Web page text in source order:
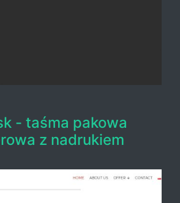
- taśma pakowa
z nadrukiem